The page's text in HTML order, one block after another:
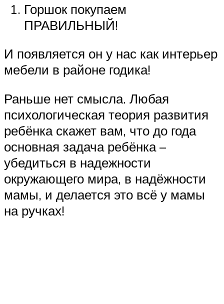
Горшок покупаем
ПРАВИЛЬНЫЙ!
И появляется он у нас как интерьер
мебели в районе годика!
Раньше нет смысла. Любая
психологическая теория развития
ребёнка скажет вам, что до года
основная задача ребёнка –
убедиться в надежности
окружающего мира, в надёжности
мамы, и делается это всё у мамы
на ручках!